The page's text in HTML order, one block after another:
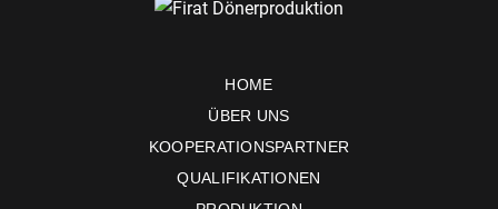
HOME
ÜBER UNS
KOOPERATIONSPARTNER
QUALIFIKATIONEN